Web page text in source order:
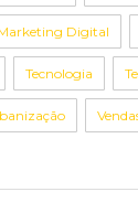
Digital
Tecnologia